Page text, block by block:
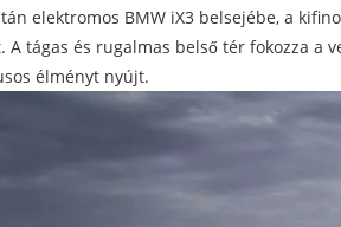
elektromos BMW iX3 belsejébe, a
A tágas és rugalmas belső tér fokozza a
élményt nyújt.